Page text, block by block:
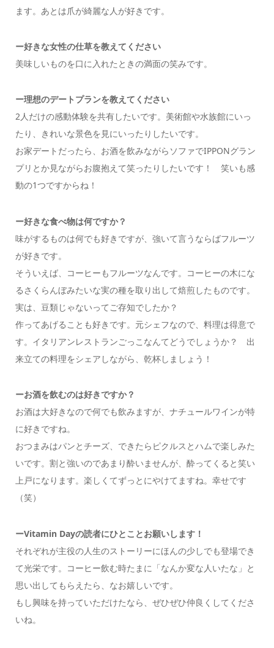
ます。あとは爪が綺麗な人が好きです。
ー好きな女性の仕草を教えてください
美味しいものを口に入れたときの満面の笑みです。
ー理想のデートプランを教えてください
2人だけの感動体験を共有したいです。美術館や水族館にいっ
たり、きれいな景色を見にいったりしたいです。
お家デートだったら、お酒を飲みながらソファでIPPONグラン
プリとか見ながらお腹抱えて笑ったりしたいです！ 笑いも感
動の1つですからね！
ー好きな食べ物は何ですか？
味がするものは何でも好きですが、強いて言うならばフルーツ
が好きです。
そういえば、コーヒーもフルーツなんです。コーヒーの木にな
るさくらんぼみたいな実の種を取り出して焙煎したものです。
実は、豆類じゃないってご存知でしたか？
作ってあげることも好きです。元シェフなので、料理は得意で
す。イタリアンレストランごっこなんてどうでしょうか？ 出
来立ての料理をシェアしながら、乾杯しましょう！
ーお酒を飲むのは好きですか？
お酒は大好きなので何でも飲みますが、ナチュールワインが特
に好きですね。
おつまみはパンとチーズ、できたらピクルスとハムで楽しみた
いです。割と強いのであまり酔いませんが、酔ってくると笑い
上戸になります。楽しくてずっとにやけてますね。幸せです
（笑）
ーVitamin Dayの読者にひとことお願いします！
それぞれが主役の人生のストーリーにほんの少しでも登場でき
て光栄です。コーヒー飲む時たまに「なんか変な人いたな」と
思い出してもらえたら、なお嬉しいです。
もし興味を持っていただけたなら、ぜひぜひ仲良くしてくださ
いね。